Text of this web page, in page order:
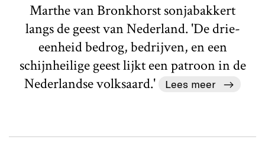
Marthe van Bronkhorst sonjabakkert
langs de geest van Nederland. 'De drie-
eenheid bedrog, bedrijven, en een
schijnheilige geest lijkt een patroon in de
Nederlandse volksaard.'
Lees meer